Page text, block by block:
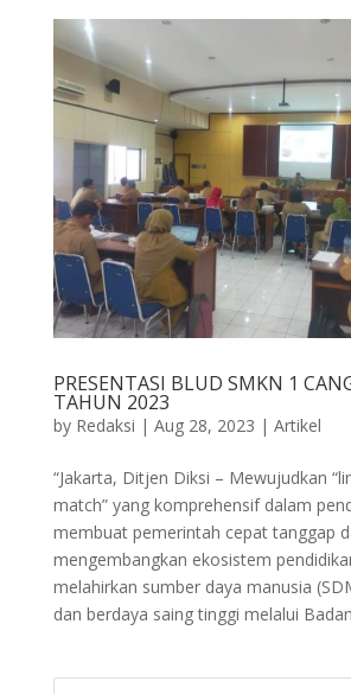
PRESENTASI BLUD SMKN 1
TAHUN 2023
by Redaksi | Aug 28, 2023 | Artikel
“Jakarta, Ditjen Diksi – Mewujudkan
match” yang komprehensif dalam
membuat pemerintah cepat tanggap
mengembangkan ekosistem
melahirkan sumber daya manusia
dan berdaya saing tinggi melalui